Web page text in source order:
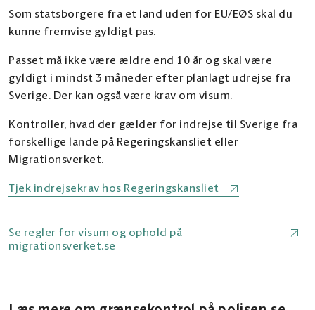
Som statsborgere fra et land uden for EU/EØS skal du
kunne fremvise gyldigt pas.
Passet må ikke være ældre end 10 år og skal være
gyldigt i mindst 3 måneder efter planlagt udrejse fra
Sverige. Der kan også være krav om visum.
Kontroller, hvad der gælder for indrejse til Sverige fra
forskellige lande på Regeringskansliet eller
Migrationsverket.
Tjek indrejsekrav hos Regeringskansliet
Se regler for visum og ophold på
migrationsverket.se